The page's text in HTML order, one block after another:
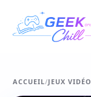
ACCUEIL/JEUX VIDÉO